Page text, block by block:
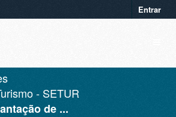
Entrar
- SETUR
de ...